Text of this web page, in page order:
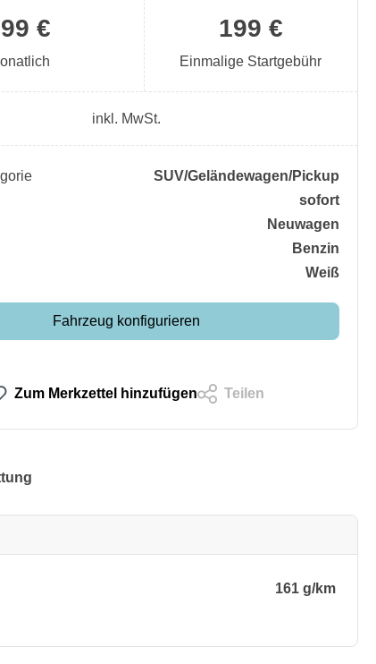
199 €
Einmalige Startgebühr
€
inkl. MwSt.
SUV/​Geländewagen/​Pickup
sofort
Neuwagen
Benzin
Weiß
Fahrzeug konfigurieren
Zum Merkzettel hinzufügen Teilen
161 g/km